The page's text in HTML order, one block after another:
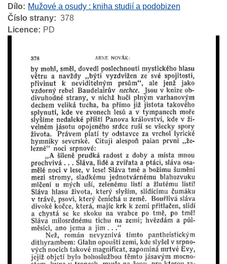
Dílo
Mužové a osudy : kniha studií a podobizen
Číslo strany
378
Licence
PD